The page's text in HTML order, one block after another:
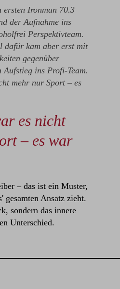
ersten Ironman 70.3
der Aufnahme ins
Perspektivteam.
dafür kam aber erst mit
gegenüber
Aufstieg ins Profi-Team.
mehr nur Sport – es
es nicht
– es war
– das ist ein Muster,
gesamten Ansatz zieht.
sondern das innere
Unterschied.